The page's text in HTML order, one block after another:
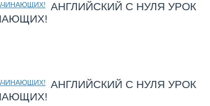
АНГЛИЙСКИЙ С НУЛЯ УРОК
АНГЛИЙСКИЙ С НУЛЯ УРОК